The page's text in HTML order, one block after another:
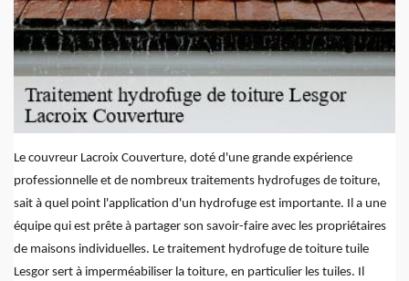
Le couvreur Lacroix Couverture, doté d'une grande expérience
professionnelle et de nombreux traitements hydrofuges de toiture,
sait à quel point l'application d'un hydrofuge est importante. Il a une
équipe qui est prête à partager son savoir-faire avec les propriétaires
de maisons individuelles. Le traitement hydrofuge de toiture tuile
Lesgor sert à imperméabiliser la toiture, en particulier les tuiles. Il